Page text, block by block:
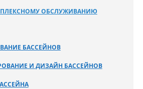
ОБСЛУЖИВАНИЮ
БАССЕЙНОВ
И ДИЗАЙН БАССЕЙНОВ